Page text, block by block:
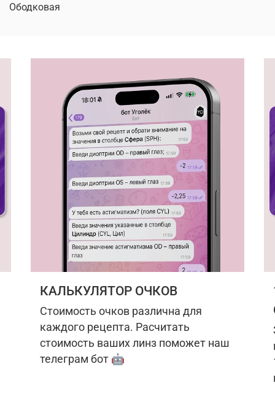
Ободковая
КАЛЬКУЛЯТОР ОЧКОВ
Стоимость очков различна для
каждого рецепта. Расчитать
стоимость ваших линз поможет наш
телеграм бот 🤖